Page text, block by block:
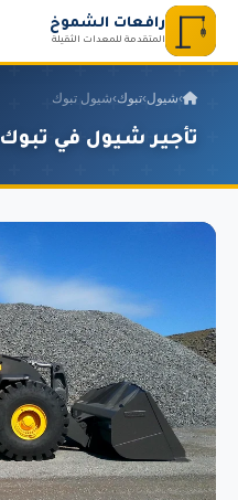
رافعات الشموخ
المتقدمة للمعدات الثقيلة
›شيول›تبوك›شيول تبوك
تأجير شيول في تبوك 2026